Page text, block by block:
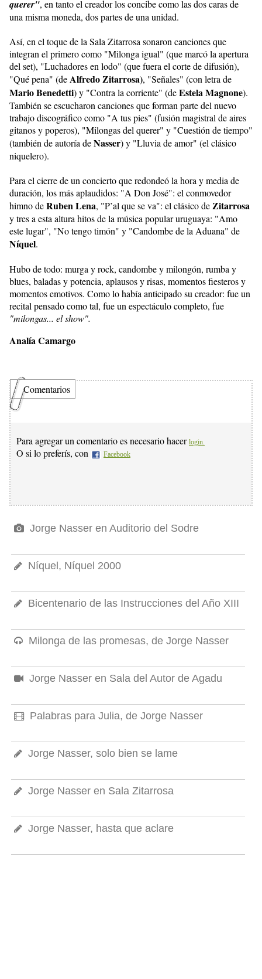
querer", en tanto el creador los concibe como las dos caras de
una misma moneda, dos partes de una unidad.
Así, en el toque de la Sala Zitarrosa sonaron canciones que
integran el primero como "Milonga igual" (que marcó la apertura
del set), "Luchadores en lodo" (que fuera el corte de difusión),
"Qué pena" (deAlfredoZitarrosa), "Señales" (con letra de
Mario Benedetti) y "Contra la corriente" (deEstela Magnone).
También se escucharon canciones que forman parte del nuevo
trabajo discográfico como "A tus pies" (fusión magistral de aires
gitanos y poperos), "Milongas del querer" y "Cuestión de tiempo"
(también de autoría deNasser) y "Lluvia de amor" (el clásico
niquelero).
Para el cierre de un concierto que redondeó la hora y media de
duración, los más aplaudidos: "A Don José": el conmovedor
himno deRuben Lena, "P’al que se va": el clásico deZitarrosa
y tres a esta altura hitos de la música popular uruguaya: "Amo
este lugar", "No tengo timón" y "Candombe de la Aduana" de
Níquel.
Hubo de todo: murga y rock, candombe y milongón, rumba y
blues, baladas y potencia, aplausos y risas, momentos fiesteros y
momentos emotivos. Como lo había anticipado su creador: fue un
recital pensado como tal, fue un espectáculo completo, fue
"milongas... el show".
Analía Camargo
Comentarios
Para agregar un comentario es necesario hacer login.
O si lo preferís, con Facebook
Jorge Nasser en Auditorio del Sodre
Níquel, Níquel 2000
Bicentenario de las Instrucciones del Año XIII
Milonga de las promesas, de Jorge Nasser
Jorge Nasser en Sala del Autor de Agadu
Palabras para Julia, de Jorge Nasser
Jorge Nasser, solo bien se lame
Jorge Nasser en Sala Zitarrosa
Jorge Nasser, hasta que aclare